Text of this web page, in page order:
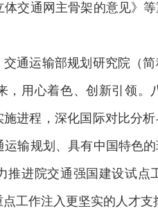
体交通网主骨架的意见》
交通运输部规划研究院（
，用心着色、创新引领
施进程，深化国际对比分
输规划、具有中国特色
推进院交通强国建设试
工作注入更坚实的人才支